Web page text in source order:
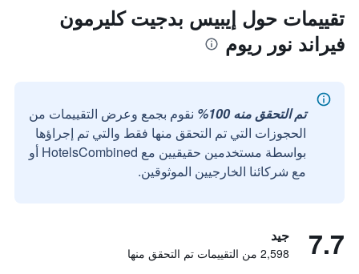
تقييمات حول إيبيس بدجيت كليرمون
فيراند نور ريوم
تم التحقق منه 100%
نقوم بجمع وعرض التقييمات من
الحجوزات التي تم التحقق منها فقط والتي تم إجراؤها
بواسطة مستخدمين حقيقيين مع HotelsCombined أو
مع شركائنا الخارجيين الموثوقين.
7.7 جيد
2,598 من التقييمات تم التحقق منها